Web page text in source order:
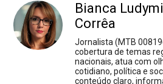
Bianca
Corrêa
Jornalista (MTB
cobertura de temas
nacionais, atua com
cotidiano, política e
conteúdo claro,